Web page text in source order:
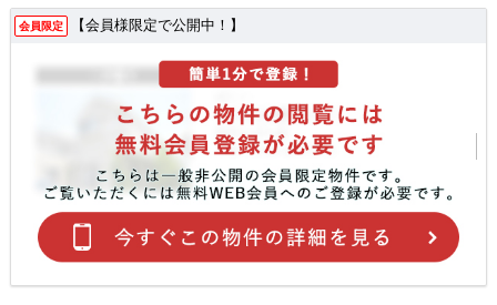
会員限定 【会員様限定で公開中！】